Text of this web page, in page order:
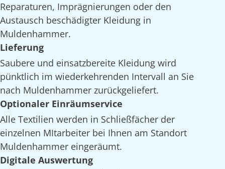
Reparaturen, Imprägnierungen oder den
Austausch beschädigter Kleidung in
Muldenhammer.
Lieferung
Saubere und einsatzbereite Kleidung wird
pünktlich im wiederkehrenden Intervall an Sie
nach Muldenhammer zurückgeliefert.
Optionaler Einräumservice
Alle Textilien werden in Schließfächer der
einzelnen MItarbeiter bei Ihnen am Standort
Muldenhammer eingeräumt.
Digitale Auswertung